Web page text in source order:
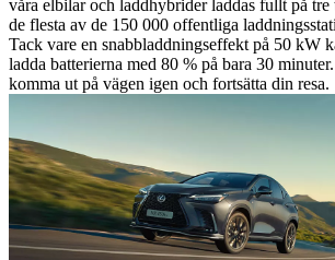
våra elbilar och laddhybrider laddas fullt på
de flesta av de 150 000 offentliga
Tack vare en snabbladdningseffekt på 50 kW
ladda batterierna med 80 % på bara 30
komma ut på vägen igen och fortsätta din resa.